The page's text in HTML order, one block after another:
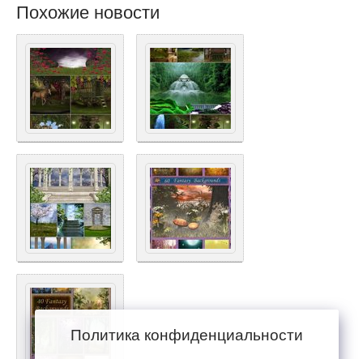
Похожие новости
Политика конфиденциальности